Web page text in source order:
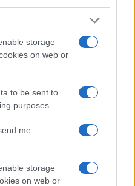
storage
on web or
to be sent to
purposes.
me
storage
on web or
sindacato e istituzioni per